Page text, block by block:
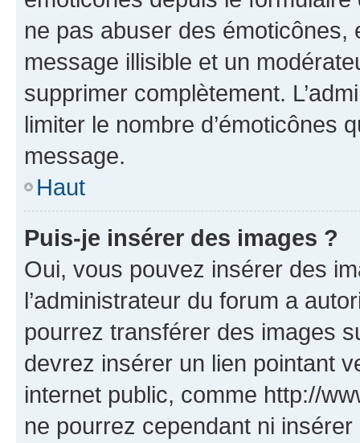
ne pas abuser des
message illisible et un
supprimer complètement.
limiter le nombre d’émoticônes
message.
Haut
Puis-je insérer des images ?
Oui, vous pouvez insérer des
l’administrateur du forum a
pourrez transférer des images
devrez insérer un lien pointant
internet public, comme http://
ne pourrez cependant ni